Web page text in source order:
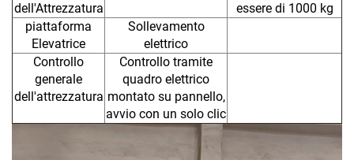
dell'Attrezzatura
essere di 1000 kg
piattaforma
Elevatrice
Sollevamento
elettrico
Controllo
generale
dell'attrezzatura
Controllo tramite
quadro elettrico
montato su pannello,
avvio con un solo clic